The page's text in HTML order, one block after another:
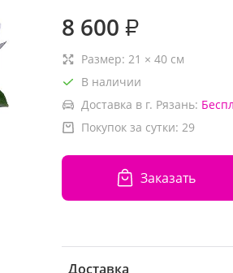
8 600 ₽
Размер: 21 × 40 см
В наличии
Доставка в г. Рязань:
Покупок за сутки: 29
Заказать
Доставка